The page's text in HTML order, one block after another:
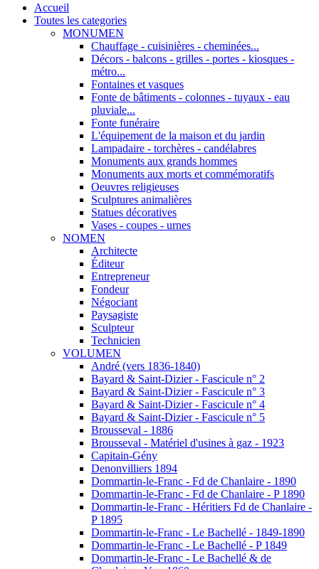
Accueil
Toutes les categories
MONUMEN
Chauffage - cuisinières - cheminées...
Décors - balcons - grilles - portes - kiosques -
métro...
Fontaines et vasques
Fonte de bâtiments - colonnes - tuyaux - eau
pluviale...
Fonte funéraire
L'équipement de la maison et du jardin
Lampadaire - torchères - candélabres
Monuments aux grands hommes
Monuments aux morts et commémoratifs
Oeuvres religieuses
Sculptures animalières
Statues décoratives
Vases - coupes - urnes
NOMEN
Architecte
Éditeur
Entrepreneur
Fondeur
Négociant
Paysagiste
Sculpteur
Technicien
VOLUMEN
André (vers 1836-1840)
Bayard & Saint-Dizier - Fascicule n° 2
Bayard & Saint-Dizier - Fascicule n° 3
Bayard & Saint-Dizier - Fascicule n° 4
Bayard & Saint-Dizier - Fascicule n° 5
Brousseval - 1886
Brousseval - Matériel d'usines à gaz - 1923
Capitain-Gény
Denonvilliers 1894
Dommartin-le-Franc - Fd de Chanlaire - 1890
Dommartin-le-Franc - Fd de Chanlaire - P 1890
Dommartin-le-Franc - Héritiers Fd de Chanlaire -
P 1895
Dommartin-le-Franc - Le Bachellé - 1849-1890
Dommartin-le-Franc - Le Bachellé - P 1849
Dommartin-le-Franc - Le Bachellé & de